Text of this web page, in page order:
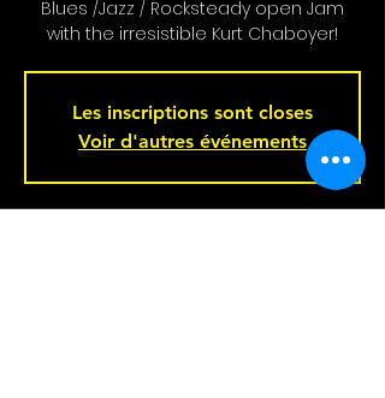
Blues /Jazz / Rocksteady open Jam
with the irresistible Kurt Chaboyer!
Les inscriptions sont closes
Voir d'autres événements